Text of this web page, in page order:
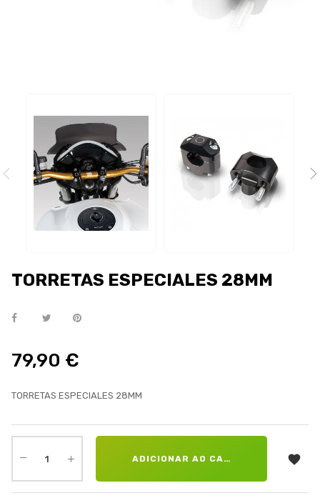
TORRETAS ESPECIALES 28MM
79,90 €
TORRETAS ESPECIALES 28MM
ADICIONAR AO CARRINHO 